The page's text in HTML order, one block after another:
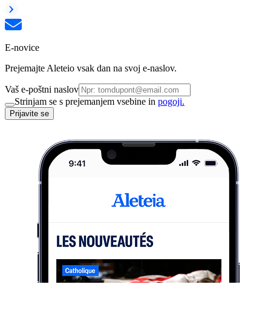
E-novice
Prejemajte Aleteio vsak dan na svoj e-naslov.
Vaš e-poštni naslov
Strinjam se s prejemanjem vsebine in pogoji.
Prijavite se